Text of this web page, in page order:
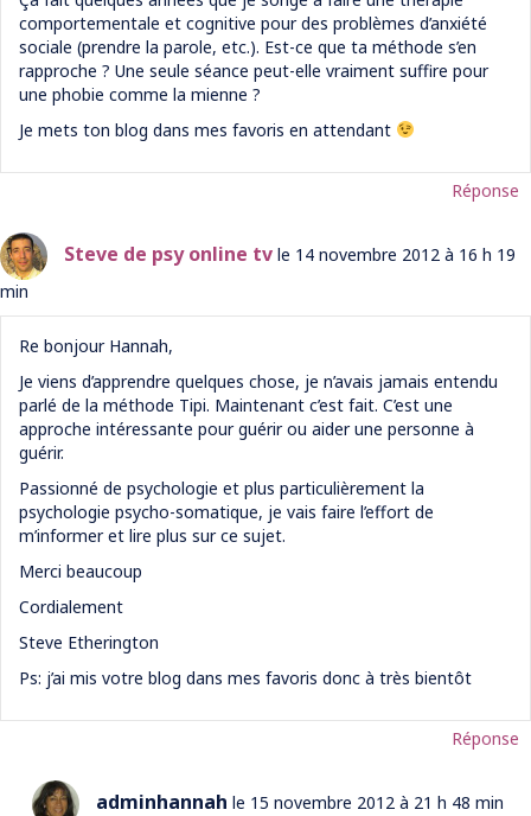
comportementale et cognitive pour des problèmes d’anxiété
sociale (prendre la parole, etc.). Est-ce que ta méthode s’en
rapproche ? Une seule séance peut-elle vraiment suffire pour
une phobie comme la mienne ?
Je mets ton blog dans mes favoris en attendant
Réponse
Steve de psy online tv le 14 novembre 2012 à 16 h 19
min
Re bonjour Hannah,
Je viens d’apprendre quelques chose, je n’avais jamais entendu
parlé de la méthode Tipi. Maintenant c’est fait. C’est une
approche intéressante pour guérir ou aider une personne à
guérir.
Passionné de psychologie et plus particulièrement la
psychologie psycho-somatique, je vais faire l’effort de
m’informer et lire plus sur ce sujet.
Merci beaucoup
Cordialement
Steve Etherington
Ps: j’ai mis votre blog dans mes favoris donc à très bientôt
Réponse
adminhannah le 15 novembre 2012 à 21 h 48 min